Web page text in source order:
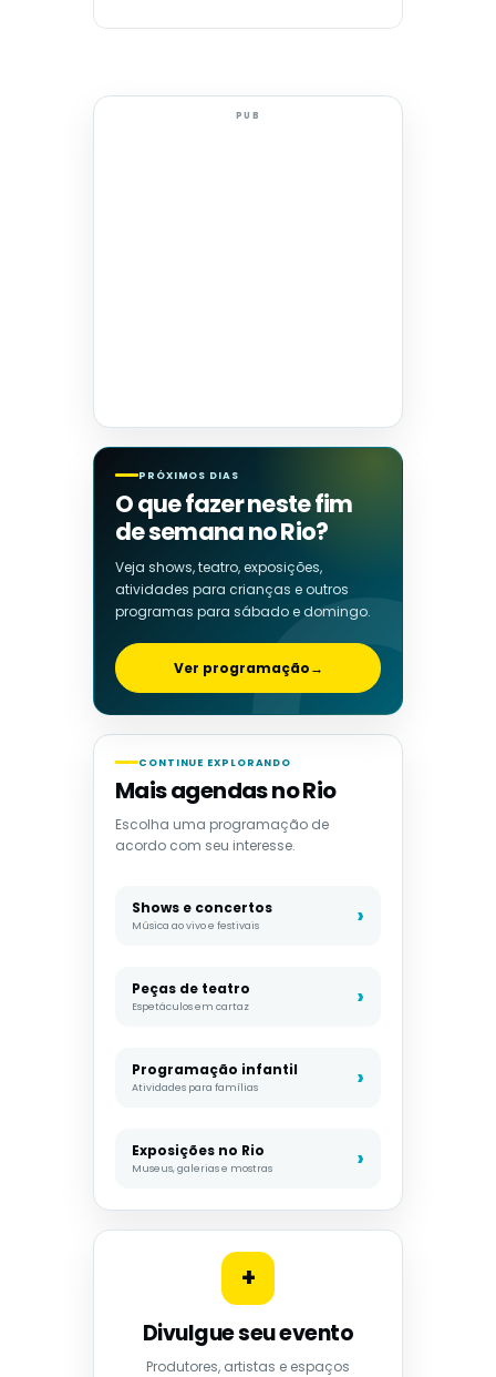
PUB
PRÓXIMOS DIAS
O que fazer neste fim
de semana no Rio?
Veja shows, teatro, exposições,
atividades para crianças e outros
programas para sábado e domingo.
Ver programação→
CONTINUE EXPLORANDO
Mais agendas no Rio
Escolha uma programação de
acordo com seu interesse.
Shows e concertos
Música ao vivo e festivais
Peças de teatro
Espetáculos em cartaz
Programação infantil
Atividades para famílias
Exposições no Rio
Museus, galerias e mostras
+
Divulgue seu evento
Produtores, artistas e espaços